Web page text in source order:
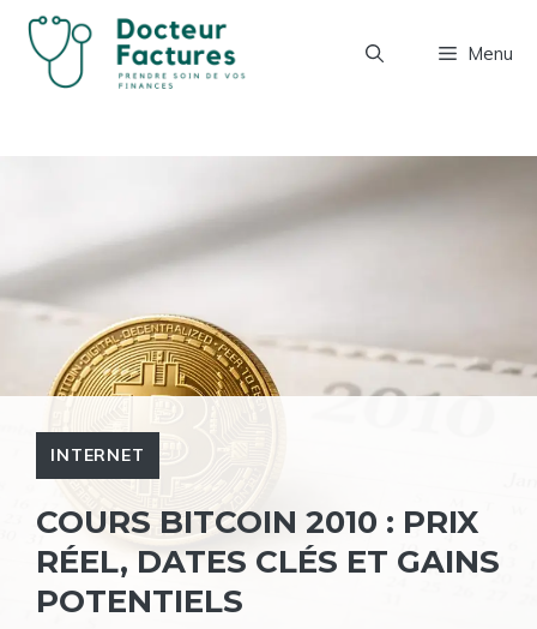
Aller
contenu
Menu
INTERNET
COURS BITCOIN 2010 : PRIX
RÉEL, DATES CLÉS ET GAINS
POTENTIELS